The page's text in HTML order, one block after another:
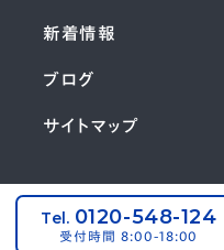
Tel. 0120-548-124
受付時間 8:00-18:00
新着情報
ブログ
サイトマップ
コーポ
©2024 NIHON
.LTD. All